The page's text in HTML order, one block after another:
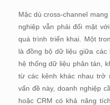
Mặc dù cross-channel
nghiệp vẫn phải đối mặt
quá trình triển khai. Một
là đồng bộ dữ liệu giữa các
hệ thống dữ liệu phân tán,
từ các kênh khác nhau trở
vấn đề này, doanh nghiệp
hoặc CRM có khả năng